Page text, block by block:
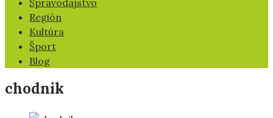
Spravodajstvo
Región
Kultúra
Šport
Blog
chodnik